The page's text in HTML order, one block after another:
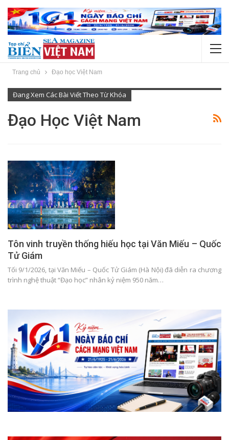
Trang chủ Đạo học Việt Nam
Đang Xem Các Bài Viết Theo Từ Khóa
Đạo Học Việt Nam
Tôn vinh truyền thống hiếu học tại Văn Miếu – Quốc
Tử Giám
Tối 9/1/2026, tại Văn Miếu – Quốc Tử Giám (Hà Nội) đã diễn ra chương
trình nghệ thuật “Đạo học” nhân kỷ niệm 950 năm…